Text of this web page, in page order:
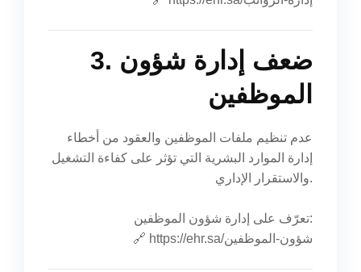
3. ضعف إدارة شؤون
الموظفين
عدم تنظيم ملفات الموظفين والعقود من أخطاء
إدارة الموارد البشرية التي تؤثر على كفاءة التشغيل
والاستقرار الإداري.
تعرّف على إدارة شؤون الموظفين:
🔗
https://ehr.sa/شؤون-الموظفين